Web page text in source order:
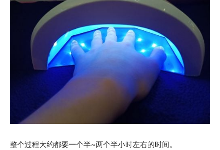
整个过程大约都要一个半~两个半小时左右的时间。